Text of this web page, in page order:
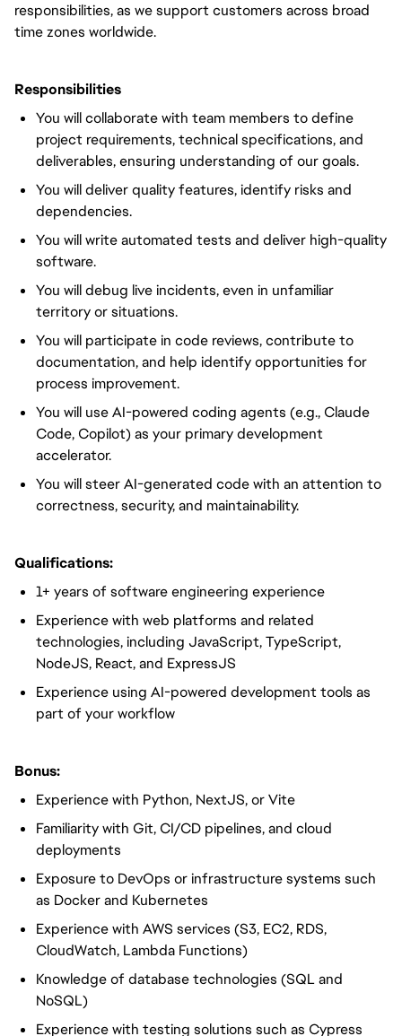
responsibilities, as we support customers across broad
time zones worldwide.
Responsibilities
You will collaborate with team members to define
project requirements, technical specifications, and
deliverables, ensuring understanding of our goals.
You will deliver quality features, identify risks and
dependencies.
You will write automated tests and deliver high-quality
software.
You will debug live incidents, even in unfamiliar
territory or situations.
You will participate in code reviews, contribute to
documentation, and help identify opportunities for
process improvement.
You will use AI-powered coding agents (e.g., Claude
Code, Copilot) as your primary development
accelerator.
You will steer AI-generated code with an attention to
correctness, security, and maintainability.
Qualifications:
1+ years of software engineering experience
Experience with web platforms and related
technologies, including JavaScript, TypeScript,
NodeJS, React, and ExpressJS
Experience using AI-powered development tools as
part of your workflow
Bonus:
Experience with Python, NextJS, or Vite
Familiarity with Git, CI/CD pipelines, and cloud
deployments
Exposure to DevOps or infrastructure systems such
as Docker and Kubernetes
Experience with AWS services (S3, EC2, RDS,
CloudWatch, Lambda Functions)
Knowledge of database technologies (SQL and
NoSQL)
Experience with testing solutions such as Cypress